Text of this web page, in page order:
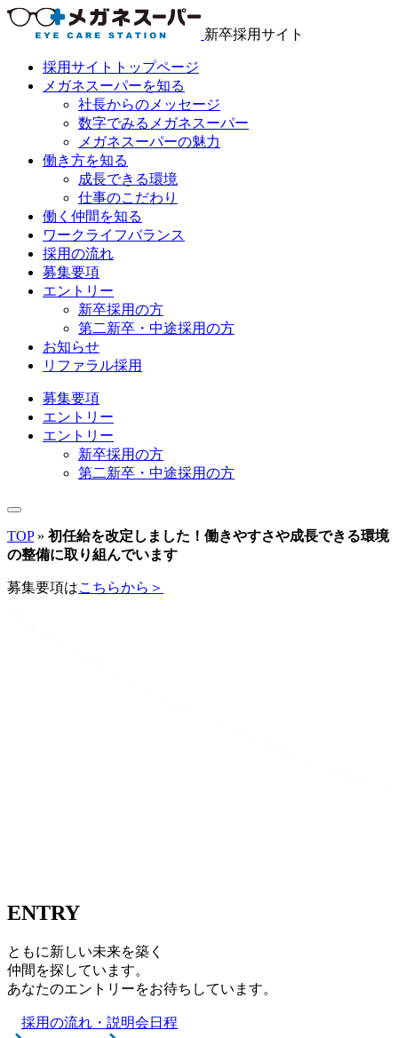
新卒採用サイト
採用サイトトップページ
メガネスーパーを知る
社長からのメッセージ
数字でみるメガネスーパー
メガネスーパーの魅力
働き方を知る
成長できる環境
仕事のこだわり
働く仲間を知る
ワークライフバランス
採用の流れ
募集要項
エントリー
新卒採用の方
第二新卒・中途採用の方
お知らせ
リファラル採用
募集要項
エントリー
エントリー
新卒採用の方
第二新卒・中途採用の方
TOP» 初任給を改定しました！働きやすさや成長できる環境
の整備に取り組んでいます
募集要項はこちらから＞
ENTRY
ともに新しい未来を築く
仲間を探しています。
あなたのエントリーをお待ちしています。
採用の流れ・説明会日程